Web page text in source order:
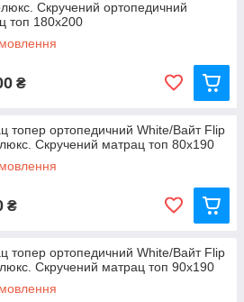
Скручений ортопедичний
топ 180х200
₴
топер ортопедичний White/Вайт Flip
Скручений матрац топ 80х190
₴
топер ортопедичний White/Вайт Flip
Скручений матрац топ 90х190